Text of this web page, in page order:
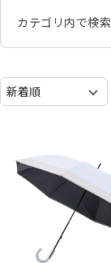
カテゴリ内で検索